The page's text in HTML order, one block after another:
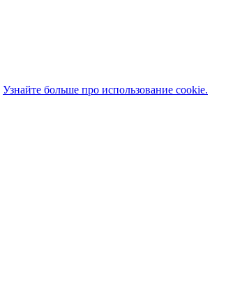
Узнайте больше про использование cookie.